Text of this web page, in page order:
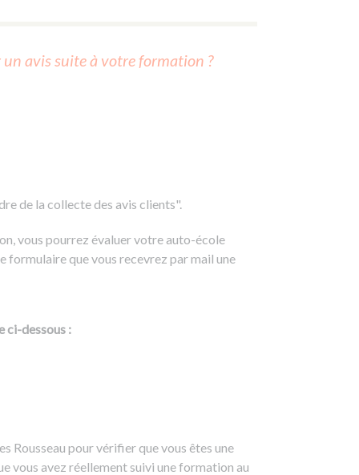
avis suite à votre formation ?
de la collecte des avis clients".
vous pourrez évaluer votre auto-école
formulaire que vous recevrez par mail une
ci-dessous :
Rousseau pour vérifier que vous êtes une
vous avez réellement suivi une formation au